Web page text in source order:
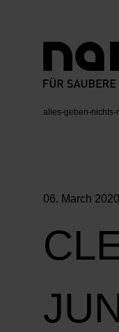
Jump to content
You are here:
alles-geben-nichts-
06. March 2020